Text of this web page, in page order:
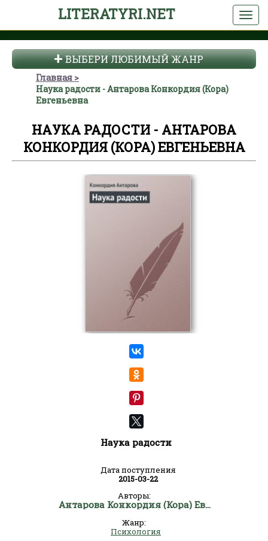
LITERATYRI.NET
ВЫБЕРИ ЛЮБИМЫЙ ЖАНР
Главная
Наука радости - Антарова Конкордия (Кора)
Евгеньевна
НАУКА РАДОСТИ - АНТАРОВА
КОНКОРДИЯ (КОРА) ЕВГЕНЬЕВНА
Наука радости
Дата поступления
2015-03-22
Авторы:
Антарова Конкордия (Кора) Евгеньевна
Жанр:
Психология